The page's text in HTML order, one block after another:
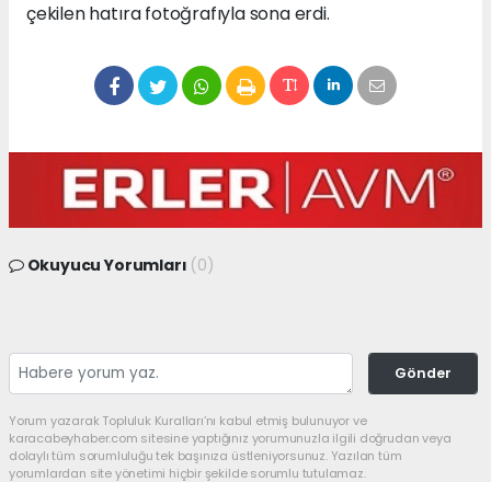
çekilen hatıra fotoğrafıyla sona erdi.
Okuyucu Yorumları (0)
Gönder
Yorum yazarak Topluluk Kuralları’nı kabul etmiş bulunuyor ve
karacabeyhaber.com sitesine yaptığınız yorumunuzla ilgili doğrudan veya
dolaylı tüm sorumluluğu tek başınıza üstleniyorsunuz. Yazılan tüm
yorumlardan site yönetimi hiçbir şekilde sorumlu tutulamaz.